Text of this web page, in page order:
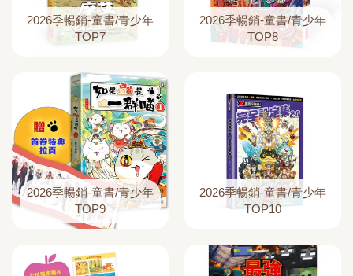
2026季暢銷-童書/青少年
TOP7
2026季暢銷-童書/青少年
TOP8
2026季暢銷-童書/青少年
TOP9
2026季暢銷-童書/青少年
TOP10